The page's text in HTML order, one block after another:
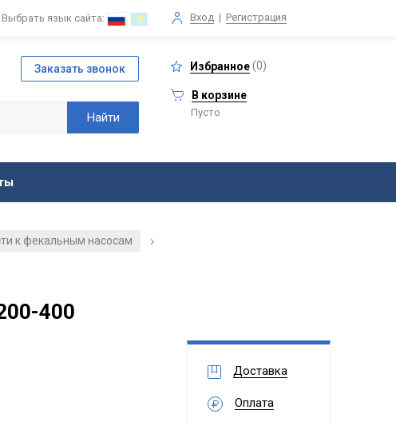
Вход | Регистрация
Выбрать язык сайта:
Избранное(0)
В корзине
Пусто
к фекальным насосам
/
400
Доставка
Оплата